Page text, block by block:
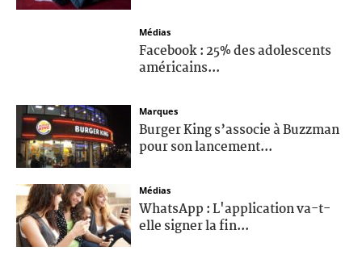
Médias
Facebook : 25% des adolescents
américains...
Marques
Burger King s’associe à Buzzman
pour son lancement...
Médias
WhatsApp : L'application va-t-
elle signer la fin...